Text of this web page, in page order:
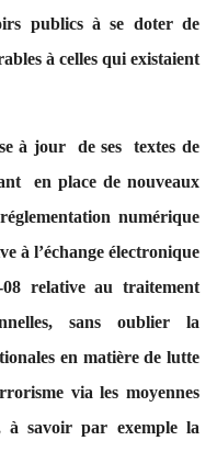
publics à se doter de
à celles qui existaient
à jour de ses textes de
en place de nouveaux
numérique
à l’échange électronique
relative au traitement
sans oublier la
en matière de lutte
via les moyennes
à savoir par exemple la